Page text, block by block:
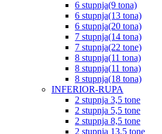
6 stupnja(9 tona)
6 stupnja(13 tona)
6 stupnja(20 tona)
7 stupnja(14 tona)
7 stupnja(22 tone)
8 stupnja(11 tona)
8 stupnja(11 tona)
8 stupnja(18 tona)
INFERIOR-RUPA
2 stupnja 3,5 tone
2 stupnja 5,5 tone
2 stupnja 8,5 tone
2 stupnja 13,5 tone